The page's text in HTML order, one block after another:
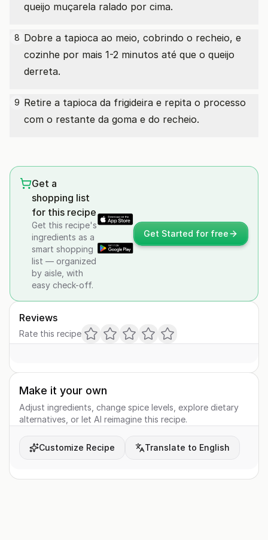
queijo muçarela ralado por cima.
8 Dobre a tapioca ao meio, cobrindo o recheio, e
cozinhe por mais 1-2 minutos até que o queijo
derreta.
9 Retire a tapioca da frigideira e repita o processo
com o restante da goma e do recheio.
Get a
shopping list
for this recipe
Get this recipe's
ingredients as a
smart shopping
list — organized
by aisle, with
easy check-off.
Get Started for free
Reviews
Rate this recipe
Make it your own
Adjust ingredients, change spice levels, explore dietary
alternatives, or let AI reimagine this recipe.
Customize Recipe Translate to English